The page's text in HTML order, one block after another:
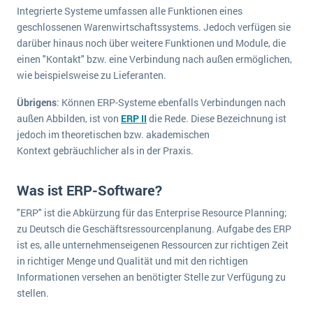
Integrierte Systeme umfassen alle Funktionen eines
geschlossenen Warenwirtschaftssystems. Jedoch verfügen sie
darüber hinaus noch über weitere Funktionen und Module, die
einen "Kontakt" bzw. eine Verbindung nach außen ermöglichen,
wie beispielsweise zu Lieferanten.
Übrigens: Können ERP-Systeme ebenfalls Verbindungen nach
außen Abbilden, ist von ERP II die Rede. Diese Bezeichnung ist
jedoch im theoretischen bzw. akademischen
Kontext gebräuchlicher als in der Praxis.
Was ist ERP-Software?
"ERP" ist die Abkürzung für das Enterprise Resource Planning;
zu Deutsch die Geschäftsressourcenplanung. Aufgabe des ERP
ist es, alle unternehmenseigenen Ressourcen zur richtigen Zeit
in richtiger Menge und Qualität und mit den richtigen
Informationen versehen an benötigter Stelle zur Verfügung zu
stellen.